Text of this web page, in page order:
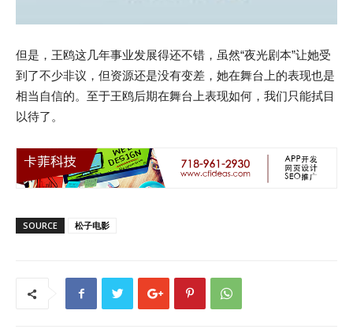
但是，王鸥这几年事业发展得还不错，虽然“夜光剧本”让她受
到了不少非议，但资源还是没有变差，她在舞台上的表现也是
相当自信的。至于王鸥后期在舞台上表现如何，我们只能拭目
以待了。
SOURCE 松子电影